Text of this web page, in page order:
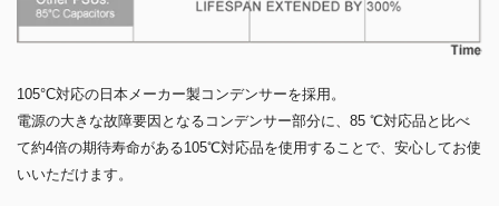
105°C対応の日本メーカー製コンデンサーを採用。
電源の大きな故障要因となるコンデンサー部分に、85 ℃対応品と比べ
て約4倍の期待寿命がある105℃対応品を使用することで、安心してお使
いいただけます。